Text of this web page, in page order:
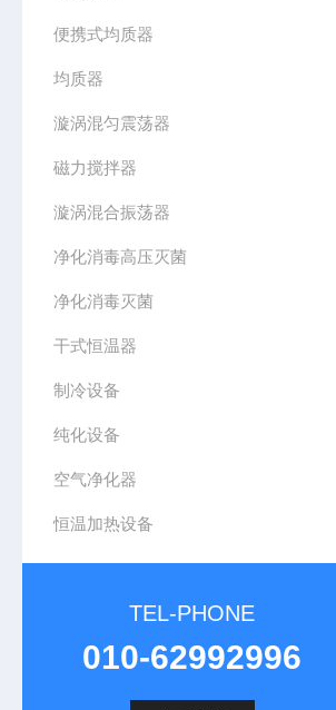
便携式均质器
均质器
漩涡混匀震荡器
磁力搅拌器
漩涡混合振荡器
净化消毒高压灭菌
净化消毒灭菌
干式恒温器
制冷设备
纯化设备
空气净化器
恒温加热设备
TEL-PHONE
010-62992996